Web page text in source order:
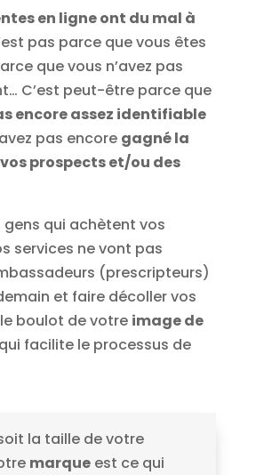
en ligne ont du mal à
pas parce que vous êtes
que vous n’avez pas
C’est peut-être parce que
encore assez identifiable
pas encore gagné la
prospects et/ou des
gens qui achètent vos
services ne vont pas
(prescripteurs)
et faire décoller vos
boulot de votre image de
facilite le processus de
la taille de votre
marqueest ce qui